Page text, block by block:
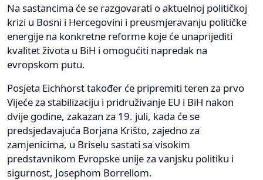
Na sastancima će se razgovarati o aktuelnoj političkoj
krizi u Bosni i Hercegovini i preusmjeravanju političke
energije na konkretne reforme koje će unaprijediti
kvalitet života u BiH i omogućiti napredak na
evropskom putu.
Posjeta Eichhorst također će pripremiti teren za prvo
Vijeće za stabilizaciju i pridruživanje EU i BiH nakon
dvije godine, zakazan za 19. juli, kada će se
predsjedavajuća Borjana Krišto, zajedno za
zamjenicima, u Briselu sastati sa visokim
predstavnikom Evropske unije za vanjsku politiku i
sigurnost, Josephom Borrellom.